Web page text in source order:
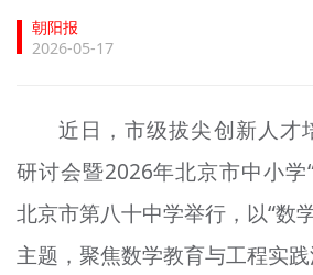
文明实践
未成年人思想道德建设
榜样人物
身边好人
朝阳报
2026-05-17
近日，市级拔尖创新人才
研讨会暨2026年北京市中小学
北京市第八十中学举行，以“数
主题，聚焦数学教育与工程实